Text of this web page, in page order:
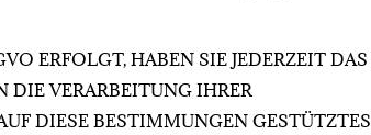
ERFOLGT, HABEN SIE JEDERZEIT DAS
DIE VERARBEITUNG IHRER
DIESE BESTIMMUNGEN GESTÜTZTES